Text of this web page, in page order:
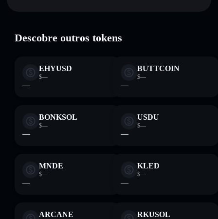
Descobre outros tokens
EHYUSD
$—
—
BUTTCOIN
$—
—
BONKSOL
$—
—
USDU
$—
—
MNDE
$—
—
KLED
$—
—
ARCANE RKUSOL